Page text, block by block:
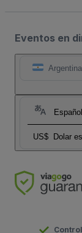
Eventos en
Argentina
US$ Dolar